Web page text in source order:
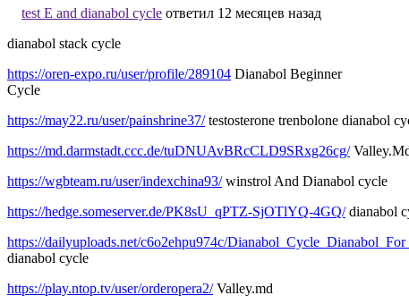
test E and dianabol cycle ответил 12 месяцев назад
dianabol stack cycle
https://oren-expo.ru/user/profile/289104 Dianabol Beginner
Cycle
https://may22.ru/user/painshrine37/testosterone trenbolone dianabol
https://md.darmstadt.ccc.de/tuDNUAvBRcCLD9SRxg26cg/
https://wgbteam.ru/user/indexchina93/winstrol And Dianabol cycle
https://hedge.someserver.de/PK8sU_qPTZ-SjOTlYQ-4GQ/dianabol
https://dailyuploads.net/c6o2ehpu974c/
dianabol cycle
https://play.ntop.tv/user/orderopera2/Valley.md